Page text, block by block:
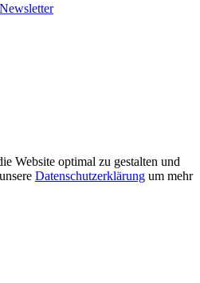
Website optimal zu gestalten und
Datenschutzerklärung um mehr